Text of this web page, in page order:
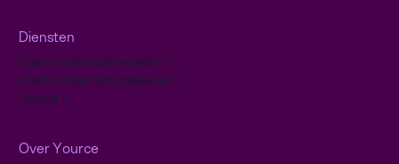
Diensten
Klantcontact uitbesteden
Klantcontact optimaliseren
Yava.ai
Over Yource